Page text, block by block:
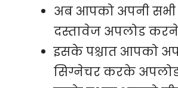
अब आपको अपनी
दस्तावेज अपलोड करने
इसके पश्चात आपको
सिग्नेचर करके